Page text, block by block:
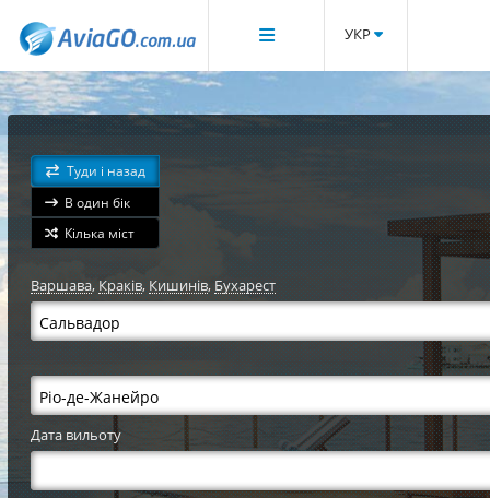
УКР
Туди і назад
В один бік
Кілька міст
Варшава,Краків,Кишинів,Бухарест
Дата вильоту